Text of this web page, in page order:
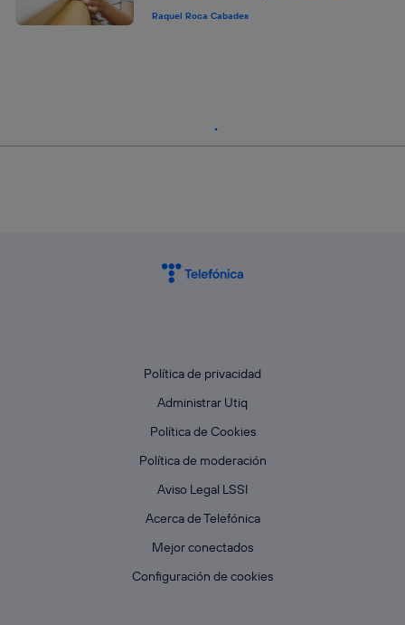
Raquel Roca Cabades
Política de privacidad
Administrar Utiq
Política de Cookies
Política de moderación
Aviso Legal LSSI
Acerca de Telefónica
Mejor conectados
Configuración de cookies